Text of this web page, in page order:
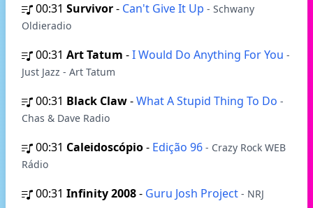
00:31 Survivor- Can't Give It Up - Schwany
Oldieradio
00:31 Art Tatum -I Would Do Anything For You -
Just Jazz - Art Tatum
00:31 Black Claw-What A Stupid Thing To Do -
Chas & Dave Radio
00:31 Caleidoscópio- Edição 96 - Crazy Rock WEB
Rádio
00:31 Infinity 2008- Guru Josh Project - NRJ